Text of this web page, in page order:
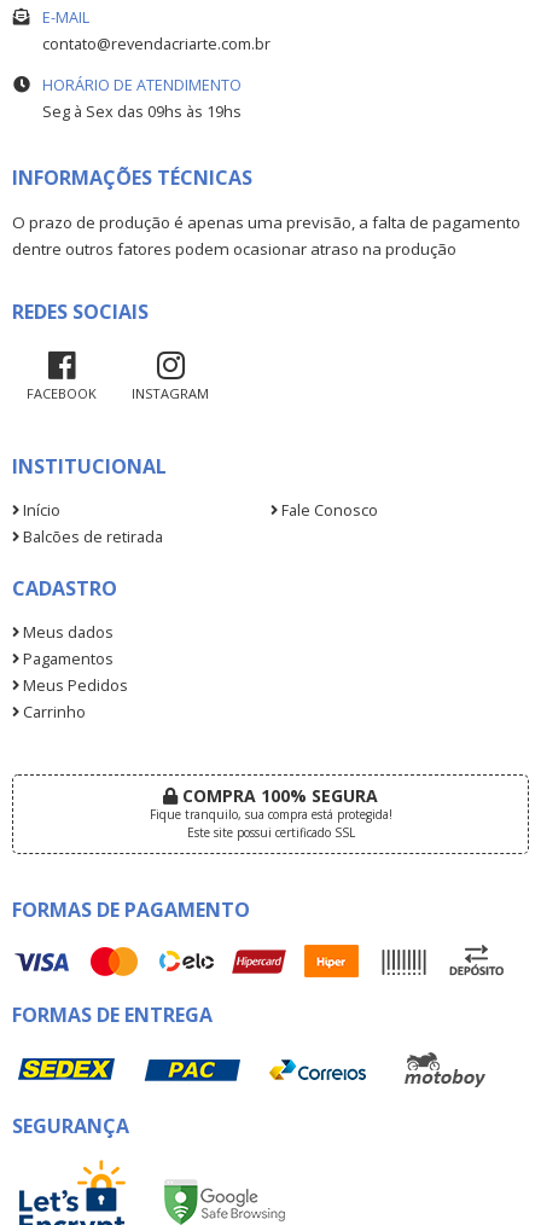
E-MAIL
contato@revendacriarte.com.br
HORÁRIO DE ATENDIMENTO
Seg à Sex das 09hs às 19hs
INFORMAÇÕES TÉCNICAS
O prazo de produção é apenas uma previsão, a falta de pagamento
dentre outros fatores podem ocasionar atraso na produção
REDES SOCIAIS
FACEBOOK INSTAGRAM
INSTITUCIONAL
Início
Fale Conosco
Balcões de retirada
CADASTRO
Meus dados
Pagamentos
Meus Pedidos
Carrinho
COMPRA 100% SEGURA
Fique tranquilo, sua compra está protegida!
Este site possui certificado SSL
FORMAS DE PAGAMENTO
FORMAS DE ENTREGA
SEGURANÇA